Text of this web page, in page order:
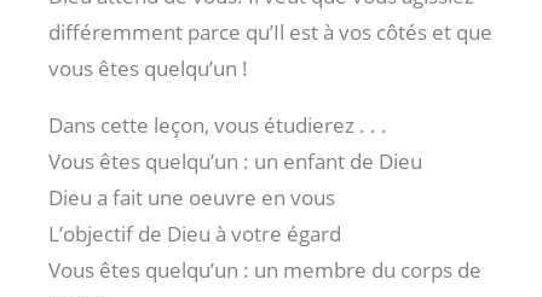
différemment parce qu’Il est à vos côtés et que
vous êtes quelqu’un !
Dans cette leçon, vous étudierez . . .
Vous êtes quelqu’un : un enfant de Dieu
Dieu a fait une oeuvre en vous
L’objectif de Dieu à votre égard
Vous êtes quelqu’un : un membre du corps de